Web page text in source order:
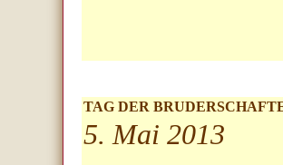
TAG DER
5. Mai 2013